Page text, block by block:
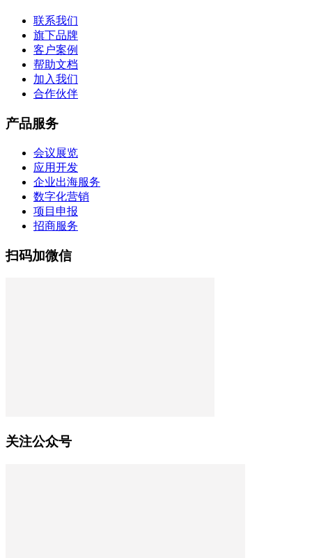
联系我们
旗下品牌
客户案例
帮助文档
加入我们
合作伙伴
产品服务
会议展览
应用开发
企业出海服务
数字化营销
项目申报
招商服务
扫码加微信
关注公众号